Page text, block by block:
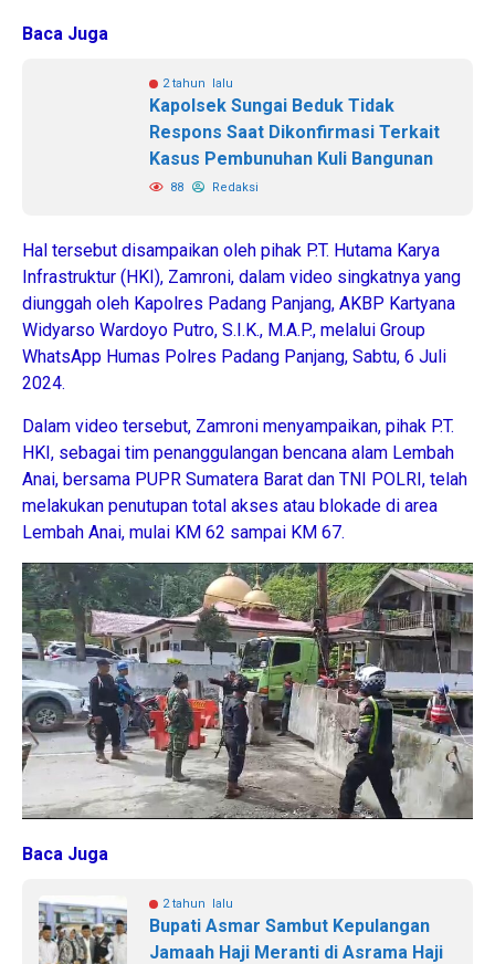
Baca Juga
2 tahun lalu
Kapolsek Sungai Beduk Tidak
Respons Saat Dikonfirmasi Terkait
Kasus Pembunuhan Kuli Bangunan
88 Redaksi
Hal tersebut disampaikan oleh pihak P.T. Hutama Karya
Infrastruktur (HKI), Zamroni, dalam video singkatnya yang
diunggah oleh Kapolres Padang Panjang, AKBP Kartyana
Widyarso Wardoyo Putro, S.I.K., M.A.P., melalui Group
WhatsApp Humas Polres Padang Panjang, Sabtu, 6 Juli
2024.
Dalam video tersebut, Zamroni menyampaikan, pihak P.T.
HKI, sebagai tim penanggulangan bencana alam Lembah
Anai, bersama PUPR Sumatera Barat dan TNI POLRI, telah
melakukan penutupan total akses atau blokade di area
Lembah Anai, mulai KM 62 sampai KM 67.
Baca Juga
2 tahun lalu
Bupati Asmar Sambut Kepulangan
Jamaah Haji Meranti di Asrama Haji